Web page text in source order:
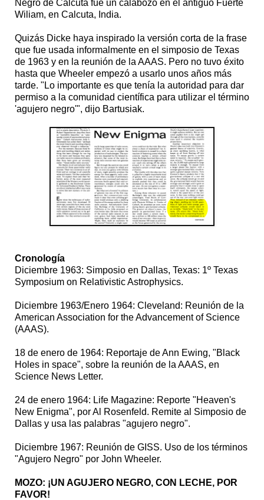
Negro de Calcuta fue un calabozo en el antiguo Fuerte
Wiliam, en Calcuta, India.
Quizás Dicke haya inspirado la versión corta de la frase
que fue usada informalmente en el simposio de Texas
de 1963 y en la reunión de la AAAS. Pero no tuvo éxito
hasta que Wheeler empezó a usarlo unos años más
tarde. "Lo importante es que tenía la autoridad para dar
permiso a la comunidad científica para utilizar el término
'agujero negro'", dijo Bartusiak.
Cronología
Diciembre 1963: Simposio en Dallas, Texas: 1º Texas
Symposium on Relativistic Astrophysics.
Diciembre 1963/Enero 1964: Cleveland: Reunión de la
American Association for the Advancement of Science
(AAAS).
18 de enero de 1964: Reportaje de Ann Ewing, "Black
Holes in space", sobre la reunión de la AAAS, en
Science News Letter.
24 de enero 1964: Life Magazine: Reporte "Heaven's
New Enigma", por Al Rosenfeld. Remite al Simposio de
Dallas y usa las palabras "agujero negro".
Diciembre 1967: Reunión de GISS. Uso de los términos
"Agujero Negro" por John Wheeler.
MOZO: ¡UN AGUJERO NEGRO, CON LECHE, POR
FAVOR!